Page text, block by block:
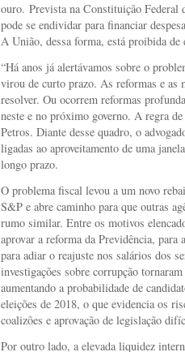
ouro. Prevista na Constituição Federal
pode se endividar para financiar
A União, dessa forma, está proibida
“Há anos já alertávamos sobre o
virou de curto prazo. As reformas e as
resolver. Ou ocorrem reformas
neste e no próximo governo. A regra
Petros. Diante desse quadro, o
ligadas ao aproveitamento de uma
longo prazo.
O problema fiscal levou a um novo
S&P e abre caminho para que outras
rumo similar. Entre os motivos
aprovar a reforma da Previdência,
para adiar o reajuste nos salários dos
investigações sobre corrupção
aumentando a probabilidade de
eleições de 2018, o que evidencia os
coalizões e aprovação de legislação
Por outro lado, a elevada liquidez